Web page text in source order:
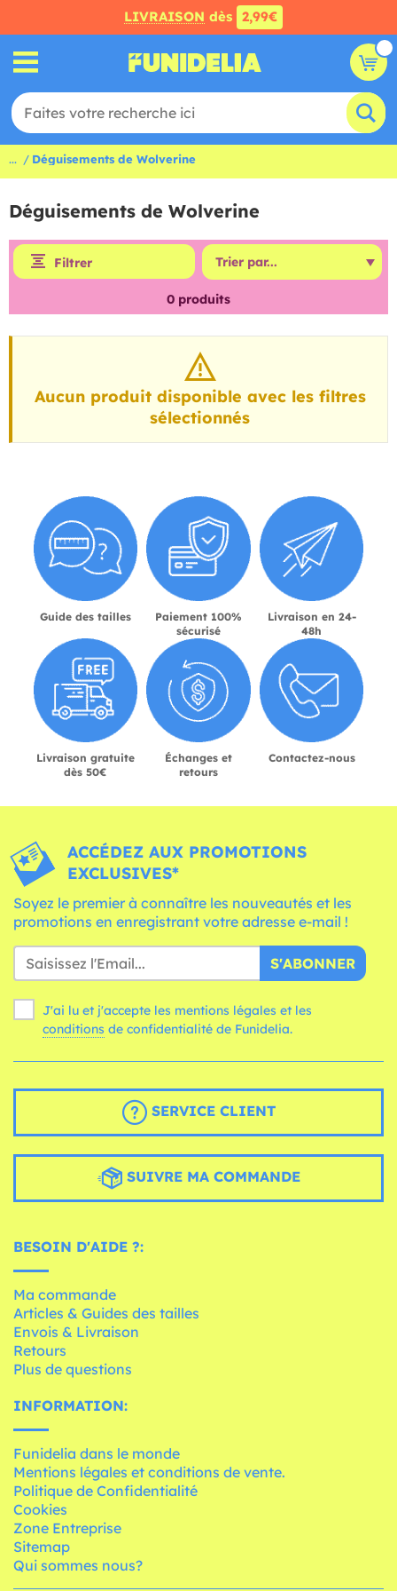
LIVRAISON dès 2,99€
... Déguisements de Wolverine
Déguisements de Wolverine
Filtrer
0 produits
Aucun produit disponible avec les filtres
sélectionnés
Guide des tailles
Paiement 100%
sécurisé
Livraison en 24-
48h
Livraison gratuite
dès 50€
Échanges et
retours
Contactez-nous
ACCÉDEZ AUX PROMOTIONS
EXCLUSIVES*
Soyez le premier à connaître les nouveautés et les
promotions en enregistrant votre adresse e-mail !
S'ABONNER
J'ai lu et j'accepte les mentions légales et les
conditions de confidentialité de Funidelia.
SERVICE CLIENT
SUIVRE MA COMMANDE
BESOIN D'AIDE ?:
Ma commande
Articles & Guides des tailles
Envois & Livraison
Retours
Plus de questions
INFORMATION:
Funidelia dans le monde
Mentions légales et conditions de vente.
Politique de Confidentialité
Cookies
Zone Entreprise
Sitemap
Qui sommes nous?